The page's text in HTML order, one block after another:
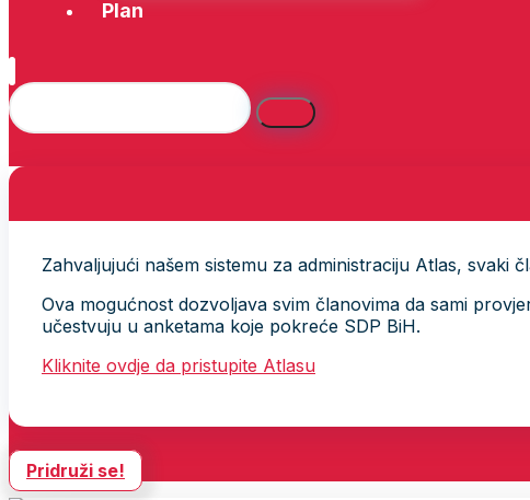
Plan
Zahvaljujući našem sistemu za administraciju Atlas, svaki
Ova mogućnost dozvoljava svim članovima da sami
učestvuju u anketama koje pokreće SDP BiH.
Kliknite ovdje da pristupite Atlasu
Pridruži se!